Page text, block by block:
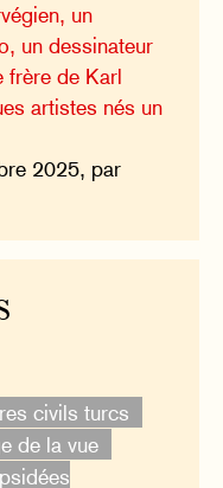
un
un dessinateur
frère de Karl
artistes nés un
2025, par
civils turcs
de la vue